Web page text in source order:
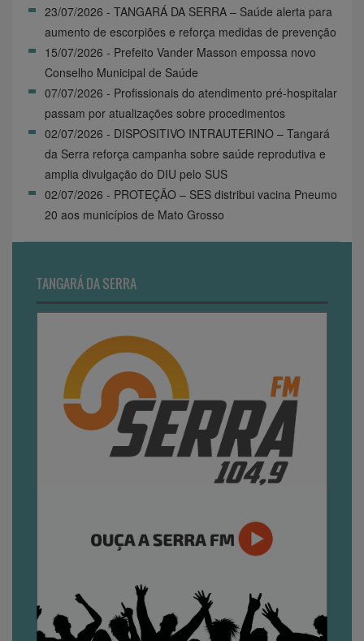
23/07/2026 - TANGARÁ DA SERRA – Saúde alerta para
aumento de escorpiões e reforça medidas de prevenção
15/07/2026 - Prefeito Vander Masson empossa novo
Conselho Municipal de Saúde
07/07/2026 - Profissionais do atendimento pré-hospitalar
passam por atualizações sobre procedimentos
02/07/2026 - DISPOSITIVO INTRAUTERINO – Tangará
da Serra reforça campanha sobre saúde reprodutiva e
amplia divulgação do DIU pelo SUS
02/07/2026 - PROTEÇÃO – SES distribui vacina Pneumo
20 aos municípios de Mato Grosso
TANGARÁ DA SERRA